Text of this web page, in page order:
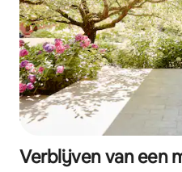
Verblijven van een